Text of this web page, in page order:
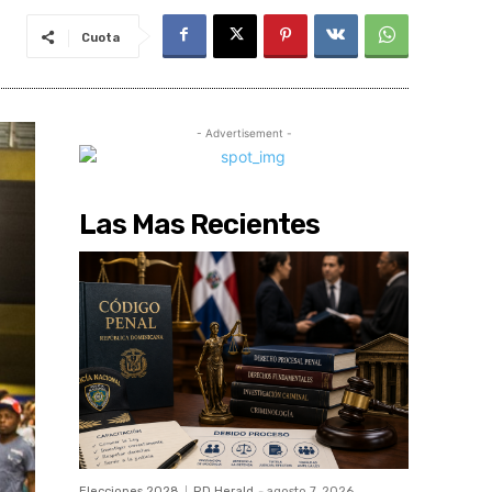
Cuota
- Advertisement -
Las Mas Recientes